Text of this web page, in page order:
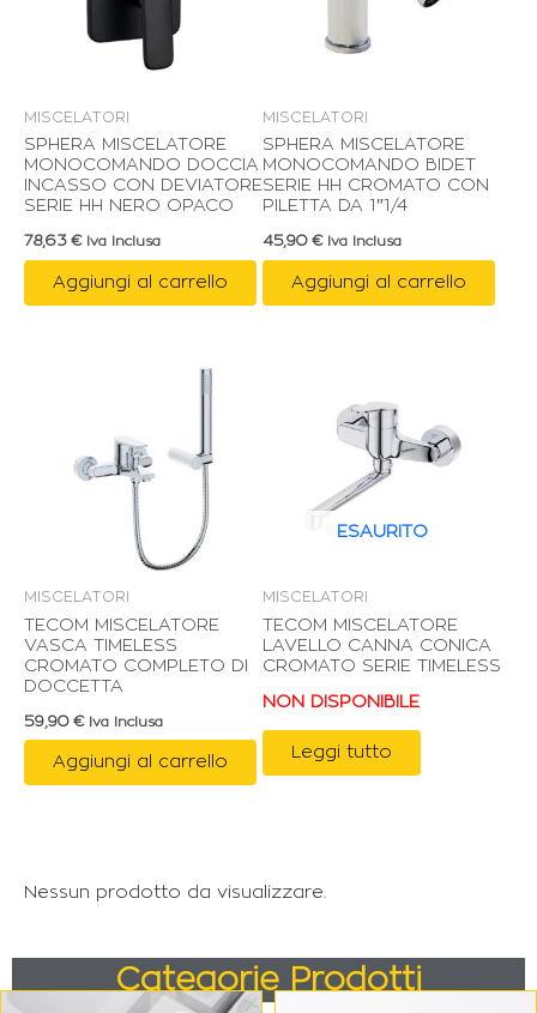
MISCELATORI
SPHERA MISCELATORE
MONOCOMANDO DOCCIA
INCASSO CON DEVIATORE
SERIE HH NERO OPACO
78,63 € Iva Inclusa
Aggiungi al carrello
MISCELATORI
SPHERA MISCELATORE
MONOCOMANDO BIDET
SERIE HH CROMATO CON
PILETTA DA 1″1/4
45,90 € Iva Inclusa
Aggiungi al carrello
MISCELATORI
TECOM MISCELATORE
VASCA TIMELESS
CROMATO COMPLETO DI
DOCCETTA
59,90 € Iva Inclusa
Aggiungi al carrello
ESAURITO
MISCELATORI
TECOM MISCELATORE
LAVELLO CANNA CONICA
CROMATO SERIE TIMELESS
NON DISPONIBILE
Leggi tutto
Nessun prodotto da visualizzare.
Categorie Prodotti